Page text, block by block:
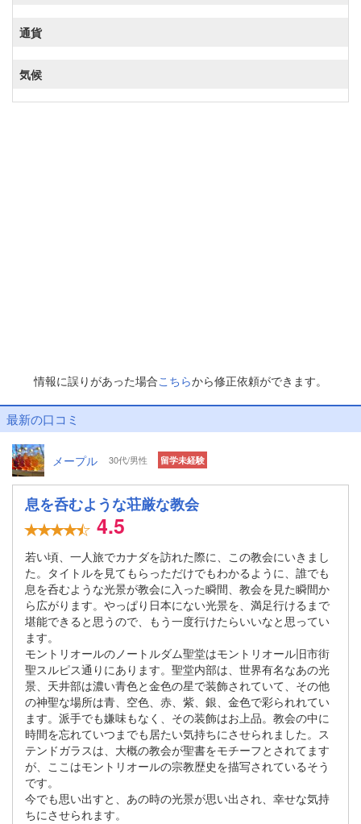
通貨
気候
情報に誤りがあった場合こちらから修正依頼ができます。
最新の口コミ
メープル 30代/男性 留学未経験
息を呑むような荘厳な教会
4.5
若い頃、一人旅でカナダを訪れた際に、この教会にいきまし
た。タイトルを見てもらっただけでもわかるように、誰でも
息を呑むような光景が教会に入った瞬間、教会を見た瞬間か
ら広がります。やっぱり日本にない光景を、満足行けるまで
堪能できると思うので、もう一度行けたらいいなと思ってい
ます。
モントリオールのノートルダム聖堂はモントリオール旧市街
聖スルピス通りにあります。聖堂内部は、世界有名なあの光
景、天井部は濃い青色と金色の星で装飾されていて、その他
の神聖な場所は青、空色、赤、紫、銀、金色で彩られれてい
ます。派手でも嫌味もなく、その装飾はお上品。教会の中に
時間を忘れていつまでも居たい気持ちにさせられました。ス
テンドガラスは、大概の教会が聖書をモチーフとされてます
が、ここはモントリオールの宗教歴史を描写されているそう
です。
今でも思い出すと、あの時の光景が思い出され、幸せな気持
ちにさせられます。